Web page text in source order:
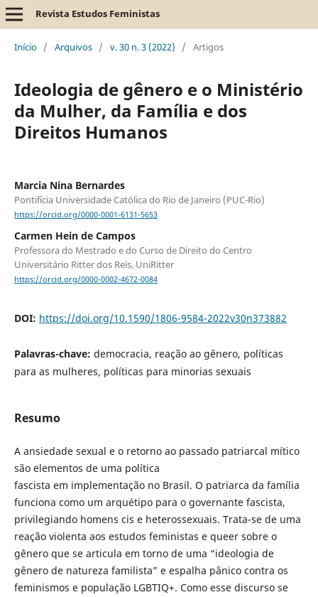
Revista Estudos Feministas
Início / Arquivos / v. 30 n. 3 (2022) / Artigos
Ideologia de gênero e o Ministério
da Mulher, da Família e dos
Direitos Humanos
Marcia Nina Bernardes
Pontifícia Universidade Católica do Rio de Janeiro (PUC-Rio)
https://orcid.org/0000-0001-6131-5653
Carmen Hein de Campos
Professora do Mestrado e do Curso de Direito do Centro
Universitário Ritter dos Reis, UniRitter
https://orcid.org/0000-0002-4672-0084
DOI: https://doi.org/10.1590/1806-9584-2022v30n373882
Palavras-chave: democracia, reação ao gênero, políticas
para as mulheres, políticas para minorias sexuais
Resumo
A ansiedade sexual e o retorno ao passado patriarcal mítico
são elementos de uma política
fascista em implementação no Brasil. O patriarca da família
funciona como um arquétipo para o governante fascista,
privilegiando homens cis e heterossexuais. Trata-se de uma
reação violenta aos estudos feministas e queer sobre o
gênero que se articula em torno de uma “ideologia de
gênero de natureza familista” e espalha pânico contra os
feminismos e população LGBTIQ+. Como esse discurso se